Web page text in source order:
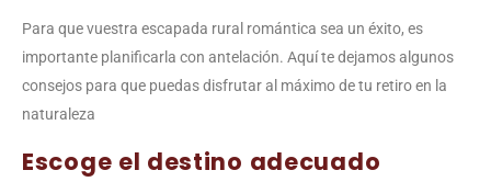
Para que vuestra escapada rural romántica sea un éxito, es
importante planificarla con antelación. Aquí te dejamos algunos
consejos para que puedas disfrutar al máximo de tu retiro en la
naturaleza
Escoge el destino adecuado